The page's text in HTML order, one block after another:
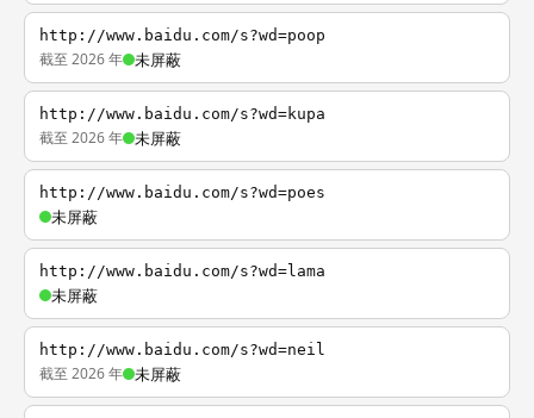
http://www.baidu.com/s?wd=poop
截至 2026 年 未屏蔽
http://www.baidu.com/s?wd=kupa
截至 2026 年 未屏蔽
http://www.baidu.com/s?wd=poes
未屏蔽
http://www.baidu.com/s?wd=lama
未屏蔽
http://www.baidu.com/s?wd=neil
截至 2026 年 未屏蔽